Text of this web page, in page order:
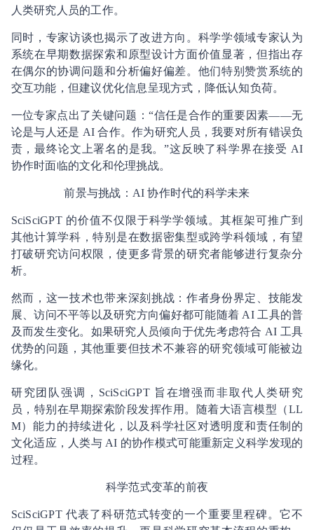
人类研究人员的工作。
同时，专家访谈也揭示了改进方向。科学学领域专家认为
系统在早期数据探索和原型设计方面价值显著，但指出存
在偶尔的协调问题和分析偏好偏差。他们特别赞赏系统的
交互功能，但建议优化信息呈现方式，降低认知负荷。
一位专家点出了关键问题：“信任是合作的重要因素——无
论是与人还是 AI 合作。作为研究人员，我要对所有错误负
责，最终论文上署名的是我。”这反映了科学界在接受 AI
协作时面临的文化和伦理挑战。
前景与挑战：AI 协作时代的科学未来
SciSciGPT 的价值不仅限于科学学领域。其框架可推广到
其他计算学科，特别是在数据密集型或跨学科领域，有望
打破研究访问权限，使更多背景的研究者能够进行复杂分
析。
然而，这一技术也带来深刻挑战：作者身份界定、技能发
展、访问不平等以及研究方向偏好都可能随着 AI 工具的普
及而发生变化。如果研究人员倾向于优先考虑符合 AI 工具
优势的问题，其他重要但技术不兼容的研究领域可能被边
缘化。
研究团队强调，SciSciGPT 旨在增强而非取代人类研究
员，特别在早期探索阶段发挥作用。随着大语言模型（LL
M）能力的持续进化，以及科学社区对透明度和责任制的
文化适应，人类与 AI 的协作模式可能重新定义科学发现的
过程。
科学范式变革的前夜
SciSciGPT 代表了科研范式转变的一个重要里程碑。它不